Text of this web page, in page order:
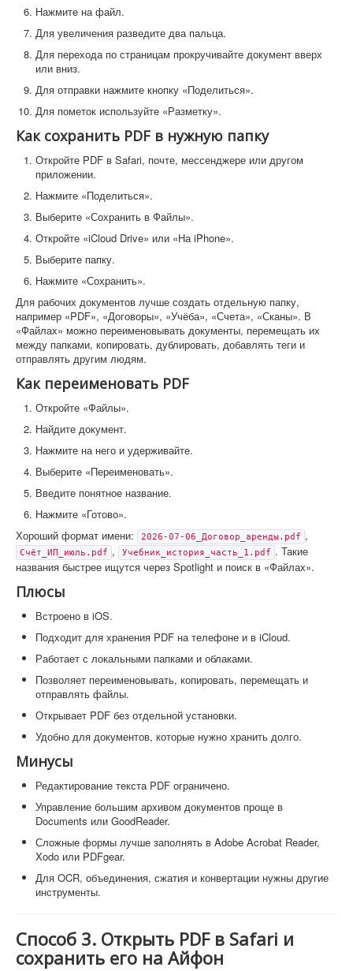
Нажмите на файл.
Для увеличения разведите два пальца.
Для перехода по страницам прокручивайте документ вверх
или вниз.
Для отправки нажмите кнопку «Поделиться».
Для пометок используйте «Разметку».
Как сохранить PDF в нужную папку
Откройте PDF в Safari, почте, мессенджере или другом
приложении.
Нажмите «Поделиться».
Выберите «Сохранить в Файлы».
Откройте «iCloud Drive» или «На iPhone».
Выберите папку.
Нажмите «Сохранить».
Для рабочих документов лучше создать отдельную папку,
например «PDF», «Договоры», «Учёба», «Счета», «Сканы». В
«Файлах» можно переименовывать документы, перемещать их
между папками, копировать, дублировать, добавлять теги и
отправлять другим людям.
Как переименовать PDF
Откройте «Файлы».
Найдите документ.
Нажмите на него и удерживайте.
Выберите «Переименовать».
Введите понятное название.
Нажмите «Готово».
Хороший формат имени:
2026-07-06_Договор_аренды.pdf ,
Счёт_ИП_июль.pdf , Учебник_история_часть_1.pdf . Такие
названия быстрее ищутся через Spotlight и поиск в «Файлах».
Плюсы
Встроено в iOS.
Подходит для хранения PDF на телефоне и в iCloud.
Работает с локальными папками и облаками.
Позволяет переименовывать, копировать, перемещать и
отправлять файлы.
Открывает PDF без отдельной установки.
Удобно для документов, которые нужно хранить долго.
Минусы
Редактирование текста PDF ограничено.
Управление большим архивом документов проще в
Documents или GoodReader.
Сложные формы лучше заполнять в Adobe Acrobat Reader,
Xodo или PDFgear.
Для OCR, объединения, сжатия и конвертации нужны другие
инструменты.
Способ 3. Открыть PDF в Safari и
сохранить его на Айфон